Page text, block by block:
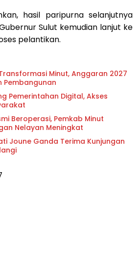
hasil paripurna selanjutnya
Sulut kemudian lanjut ke
pelantikan.
Minut, Anggaran 2027
Pembangunan
Pemerintahan Digital, Akses
Beroperasi, Pemkab Minut
Nelayan Meningkat
Joune Ganda Terima Kunjungan